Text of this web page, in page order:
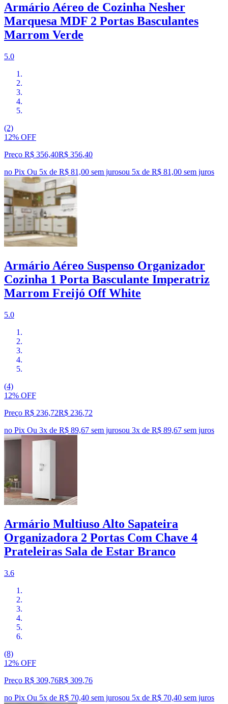
Armário Aéreo de Cozinha Nesher
Marquesa MDF 2 Portas Basculantes
Marrom Verde
5.0
(2)
12% OFF
Preço R$ 356,40R$ 356,40
no Pix Ou 5x de R$ 81,00 sem jurosou 5x de R$ 81,00 sem juros
Armário Aéreo Suspenso Organizador
Cozinha 1 Porta Basculante Imperatriz
Marrom Freijó Off White
5.0
(4)
12% OFF
Preço R$ 236,72R$ 236,72
no Pix Ou 3x de R$ 89,67 sem jurosou 3x de R$ 89,67 sem juros
Armário Multiuso Alto Sapateira
Organizadora 2 Portas Com Chave 4
Prateleiras Sala de Estar Branco
3.6
(8)
12% OFF
Preço R$ 309,76R$ 309,76
no Pix Ou 5x de R$ 70,40 sem jurosou 5x de R$ 70,40 sem juros